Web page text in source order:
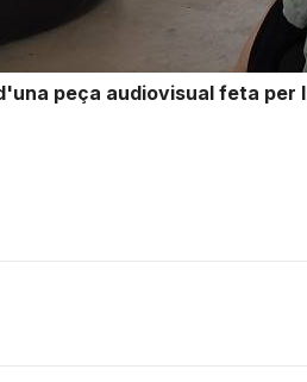
peça audiovisual feta per